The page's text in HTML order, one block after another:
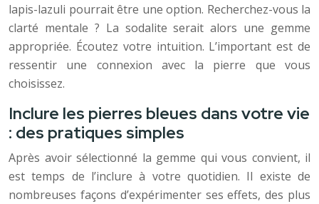
lapis-lazuli pourrait être une option. Recherchez-vous la
clarté mentale ? La sodalite serait alors une gemme
appropriée. Écoutez votre intuition. L’important est de
ressentir une connexion avec la pierre que vous
choisissez.
Inclure les pierres bleues dans votre vie
: des pratiques simples
Après avoir sélectionné la gemme qui vous convient, il
est temps de l’inclure à votre quotidien. Il existe de
nombreuses façons d’expérimenter ses effets, des plus